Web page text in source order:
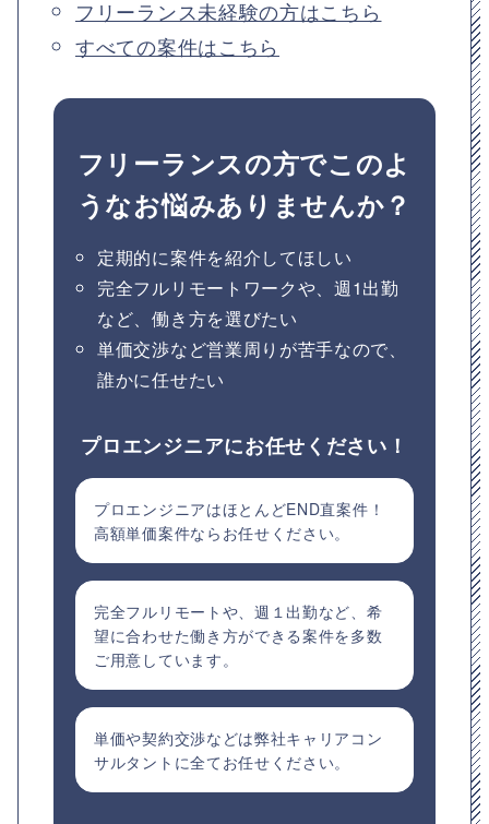
フリーランス未経験の方はこちら
すべての案件はこちら
フリーランスの方でこのよ
うなお悩みありませんか？
定期的に案件を紹介してほしい
完全フルリモートワークや、週1出勤
など、働き方を選びたい
単価交渉など営業周りが苦手なので、
誰かに任せたい
プロエンジニアにお任せください！
プロエンジニアはほとんどEND直案件！
高額単価案件ならお任せください。
完全フルリモートや、週１出勤など、希
望に合わせた働き方ができる案件を多数
ご用意しています。
単価や契約交渉などは弊社キャリアコン
サルタントに全てお任せください。